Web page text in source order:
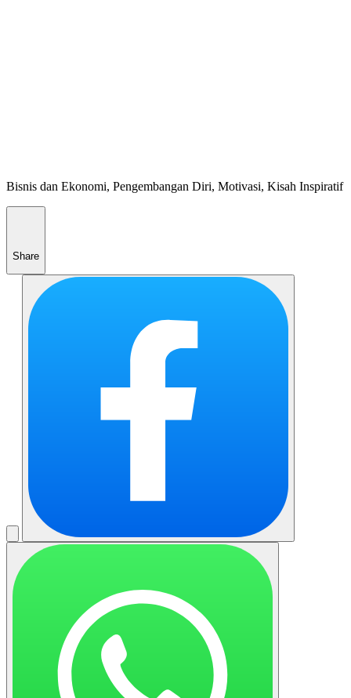
Bisnis dan Ekonomi, Pengembangan Diri, Motivasi, Kisah Inspiratif
Share